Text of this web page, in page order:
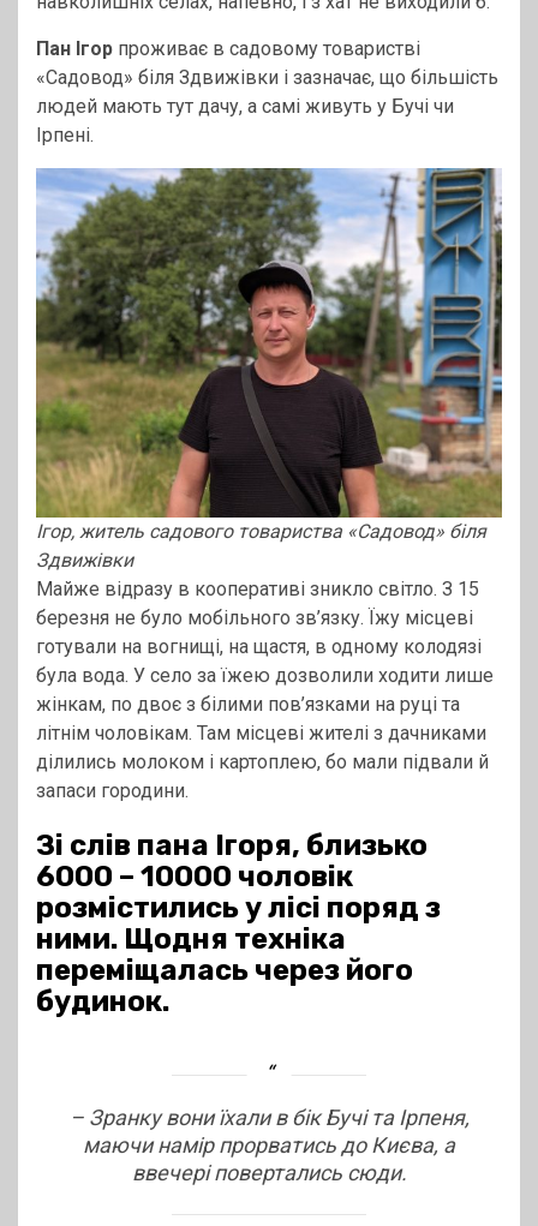
Пан Ігор проживає в садовому товаристві
«Садовод» біля Здвижівки і зазначає, що більшість
людей мають тут дачу, а самі живуть у Бучі чи
Ірпені.
Ігор, житель садового товариства «Садовод» біля
Здвижівки
Майже відразу в кооперативі зникло світло. З 15
березня не було мобільного зв’язку. Їжу місцеві
готували на вогнищі, на щастя, в одному колодязі
була вода. У село за їжею дозволили ходити лише
жінкам, по двоє з білими пов’язками на руці та
літнім чоловікам. Там місцеві жителі з дачниками
ділились молоком і картоплею, бо мали підвали й
запаси городини.
Зі слів пана Ігоря, близько
6000 – 10000 чоловік
розмістились у лісі поряд з
ними. Щодня техніка
переміщалась через його
будинок.
– Зранку вони їхали в бік Бучі та Ірпеня,
маючи намір прорватись до Києва, а
ввечері повертались сюди.